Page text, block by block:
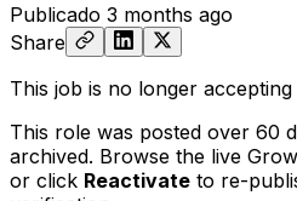
Publicado 3 months ago
Share
This job is no longer accepting
This role was posted over 60
archived. Browse the live
or click Reactivate to re-